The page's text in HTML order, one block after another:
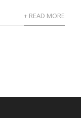
+ READ MORE